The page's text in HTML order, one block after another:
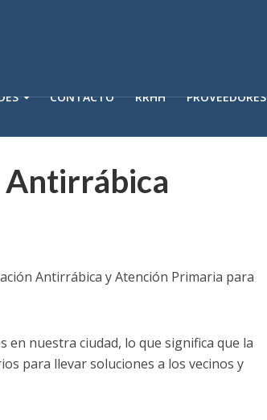
CONTACTO RRHH PROVEEDORES
Antirrábica
Antirrábica y Atención Primaria para
en nuestra ciudad, lo que significa que la
para llevar soluciones a los vecinos y